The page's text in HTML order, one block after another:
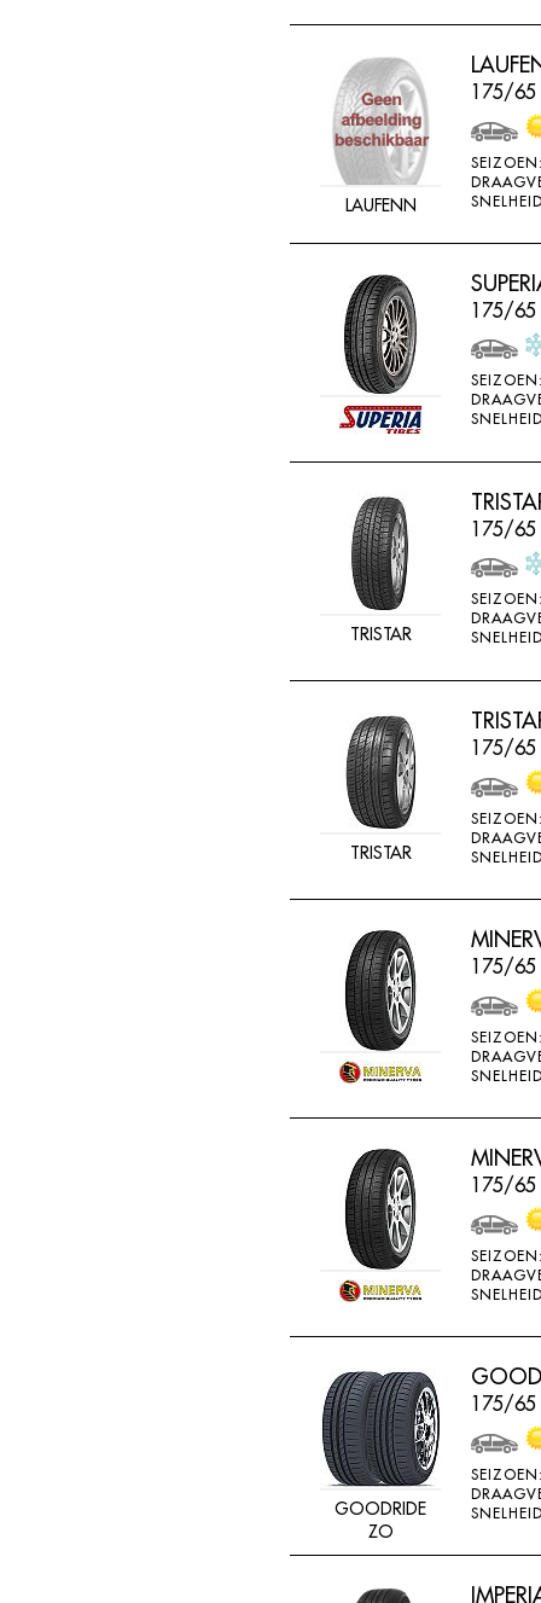
LAUFENN
175/65
175/65
TRISTAR
175/65
TRISTAR
175/65
175/65
175/65
GOODRIDE
ZO
175/65